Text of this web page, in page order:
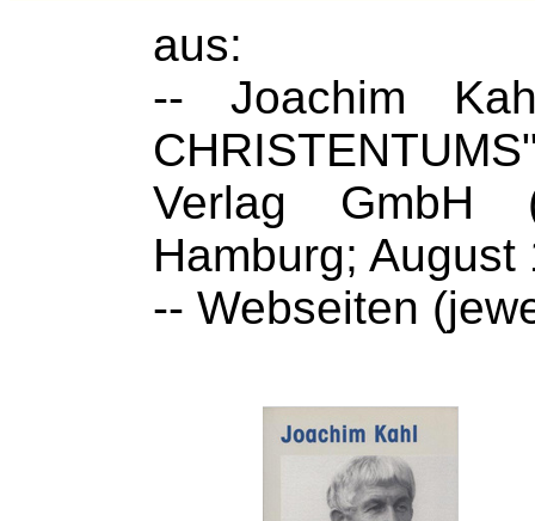
aus:
-- Joachim
Verlag GmbH
Hamburg; August
-- Webseiten